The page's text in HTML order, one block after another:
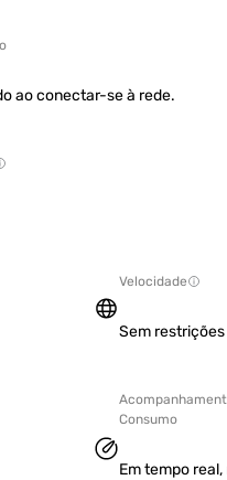
ao conectar-se à rede.
Velocidade
Sem restrições
Consumo
Em tempo real,